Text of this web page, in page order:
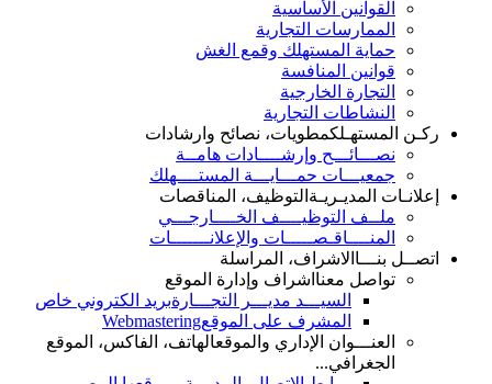
القوانين الأساسية
الممارسات التجارية
حماية المستهلك وقمع الغش
قوانين المنافسة
التجارة الخارجية
النشاطات التجارية
ركـن المستهـلكمطويات، نصائح وارشادات
نصـــائـــح وإرشــــادات هامــة
جمعيـــات حمـــايـــة المستــــهلك
إعلانـات المديـريـة التوظيف، المناقصات
ملــف التوظيــــف الخــــارجـــي
المنــــاقـصـــــات والإعلانـــــــات
اتصــل بنـــا الاشراف، المراسلة
تواصل معنا اشراف وإدارة الموقع
السيـــد مديـــر التجـــارةبريد الكتروني خاص
المشرف على الموقعWebmastering
العنـــوان الإداري والموقعالهاتف، الفاكس، الموقع
الجغرافي...